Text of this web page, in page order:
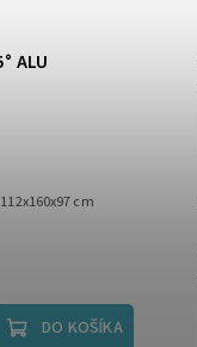
ALU
DO KOŠÍKA
cm